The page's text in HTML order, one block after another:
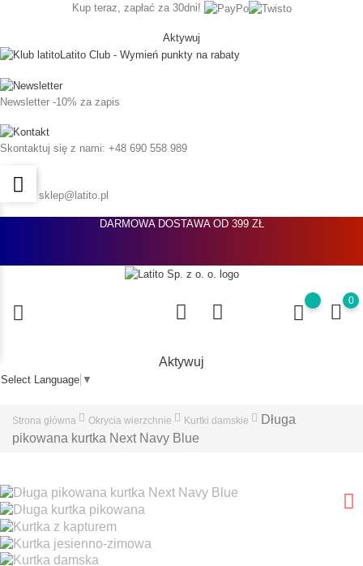
Kup teraz, zapłać za 30dni!
Aktywuj
Latito Club - Wymień punkty na rabaty
Newsletter -10% za zapis
Skontaktuj się z nami: +48 690 558 989
Napisz: sklep@latito.pl
DARMOWA DOSTAWA OD 399 ZŁ
0
Aktywuj
Select Language ▼
Strona główna Okrycia wierzchnie Kurtki damskie
Długa
pikowana kurtka Next Navy Blue